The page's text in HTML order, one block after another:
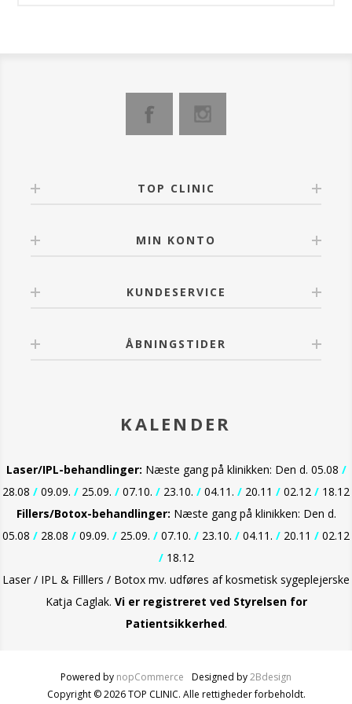
TOP CLINIC
MIN KONTO
KUNDESERVICE
ÅBNINGSTIDER
KALENDER
Laser/IPL-behandlinger: Næste gang på klinikken: Den d. 05.08 /
28.08 / 09.09. / 25.09. / 07.10. / 23.10. / 04.11. / 20.11 / 02.12 / 18.12
Fillers/Botox-behandlinger: Næste gang på klinikken: Den d.
05.08 / 28.08 / 09.09. / 25.09. / 07.10. / 23.10. / 04.11. / 20.11 / 02.12
/18.12
Laser / IPL & Filllers / Botox mv. udføres af kosmetisk sygeplejerske
Katja Caglak. Vi er registreret ved Styrelsen for
Patientsikkerhed.
Powered by nopCommerce Designed by2Bdesign
Copyright © 2026 TOP CLINIC. Alle rettigheder forbeholdt.